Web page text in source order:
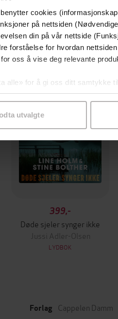
cookies
på nettsiden
din på vår nettside
forståelse for hvordan
oss å vise deg relevante
alle» for å gi oss ditt samtykke
formål ved å klikke på
utvalgte
Første gang på tilbud
399,-
Døde sjeler synger ikke
Jussi Adler-Olsen
LYDBOK
Forlag Cappelen Damm